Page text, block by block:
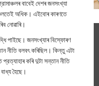
বাবেই দেশৰ জনসংখ্যা
অধিক। এইবোৰ কাৰণতে
নোৱাৰি।
পাইছে। জনসংখ্যাৰ বিস্ফোৰণ
নীতি বলবৎ কৰিছিল। কিন্তু এটা
কৰি দুটা সন্তান নীতি
হৈছে।